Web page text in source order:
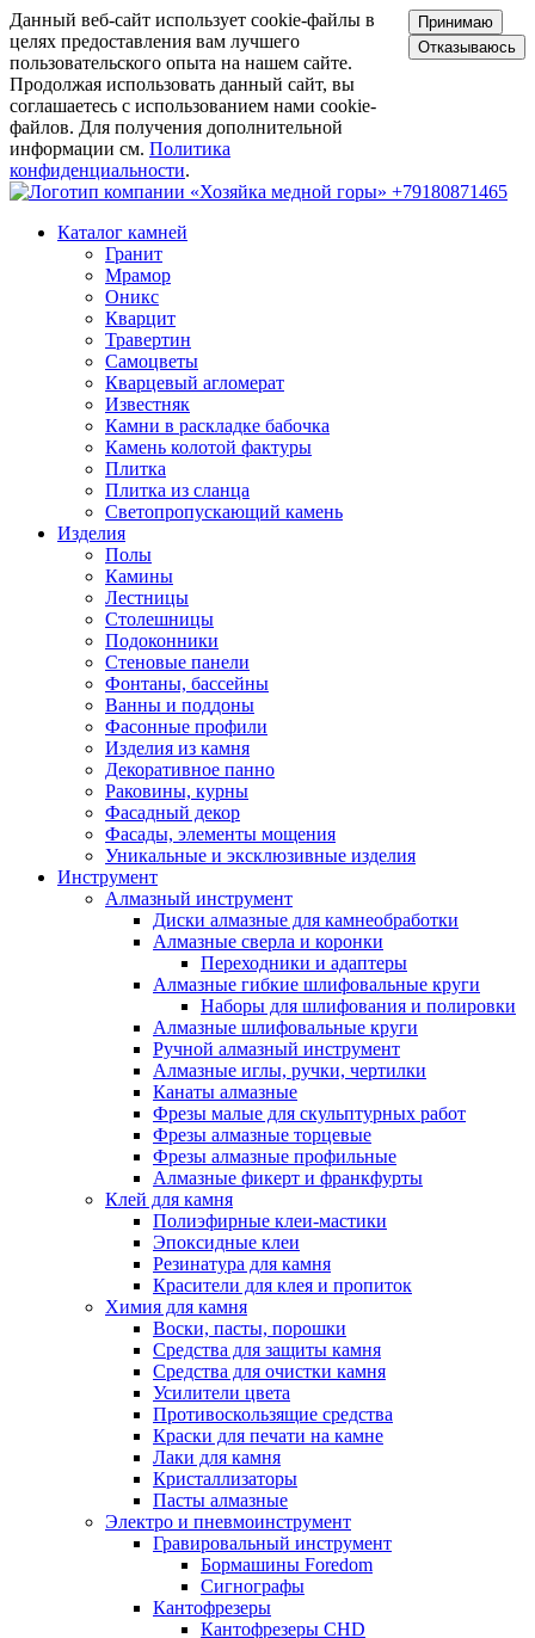
Данный веб-сайт использует cookie-файлы в
целях предоставления вам лучшего
пользовательского опыта на нашем сайте.
Продолжая использовать данный сайт, вы
соглашаетесь с использованием нами cookie-
файлов. Для получения дополнительной
информации см. Политика
конфиденциальности.
Принимаю
Отказываюсь
+79180871465
Каталог камней
Гранит
Мрамор
Оникс
Кварцит
Травертин
Самоцветы
Кварцевый агломерат
Известняк
Камни в раскладке бабочка
Камень колотой фактуры
Плитка
Плитка из сланца
Светопропускающий камень
Изделия
Полы
Камины
Лестницы
Столешницы
Подоконники
Стеновые панели
Фонтаны, бассейны
Ванны и поддоны
Фасонные профили
Изделия из камня
Декоративное панно
Раковины, курны
Фасадный декор
Фасады, элементы мощения
Уникальные и эксклюзивные изделия
Инструмент
Алмазный инструмент
Диски алмазные для камнеобработки
Алмазные сверла и коронки
Переходники и адаптеры
Алмазные гибкие шлифовальные круги
Наборы для шлифования и полировки
Алмазные шлифовальные круги
Ручной алмазный инструмент
Алмазные иглы, ручки, чертилки
Канаты алмазные
Фрезы малые для скульптурных работ
Фрезы алмазные торцевые
Фрезы алмазные профильные
Алмазные фикерт и франкфурты
Клей для камня
Полиэфирные клеи-мастики
Эпоксидные клеи
Резинатура для камня
Красители для клея и пропиток
Химия для камня
Воски, пасты, порошки
Средства для защиты камня
Средства для очистки камня
Усилители цвета
Противоскользящие средства
Краски для печати на камне
Лаки для камня
Кристаллизаторы
Пасты алмазные
Электро и пневмоинструмент
Гравировальный инструмент
Бормашины Foredom
Сигнографы
Кантофрезеры
Кантофрезеры CHD